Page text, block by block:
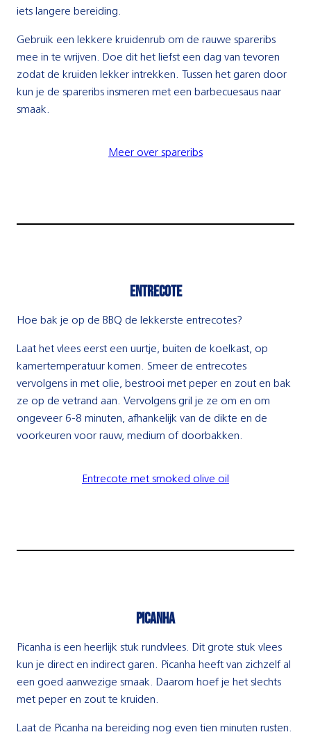
iets langere bereiding.
Gebruik een lekkere kruidenrub om de rauwe spareribs
mee in te wrijven. Doe dit het liefst een dag van tevoren
zodat de kruiden lekker intrekken. Tussen het garen door
kun je de spareribs insmeren met een barbecuesaus naar
smaak.
Meer over spareribs
entrecote
Hoe bak je op de BBQ de lekkerste entrecotes?
Laat het vlees eerst een uurtje, buiten de koelkast, op
kamertemperatuur komen. Smeer de entrecotes
vervolgens in met olie, bestrooi met peper en zout en bak
ze op de vetrand aan. Vervolgens gril je ze om en om
ongeveer 6-8 minuten, afhankelijk van de dikte en de
voorkeuren voor rauw, medium of doorbakken.
Entrecote met smoked olive oil
Picanha
Picanha is een heerlijk stuk rundvlees. Dit grote stuk vlees
kun je direct en indirect garen. Picanha heeft van zichzelf al
een goed aanwezige smaak. Daarom hoef je het slechts
met peper en zout te kruiden.
Laat de Picanha na bereiding nog even tien minuten rusten.